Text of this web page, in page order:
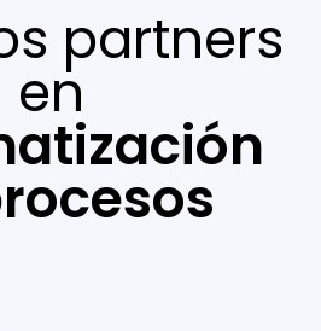
partners
en